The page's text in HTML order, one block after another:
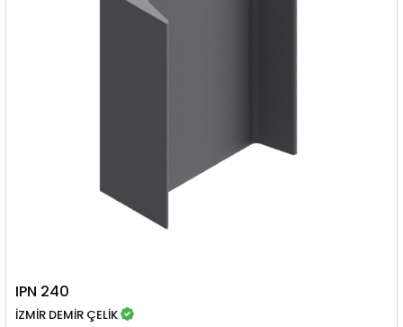
IPN 240
İZMİR DEMİR ÇELİK